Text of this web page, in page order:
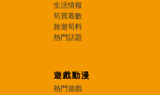
生活情報
筍買着數
旅遊筍料
熱門話題
遊戲動漫
熱門遊戲